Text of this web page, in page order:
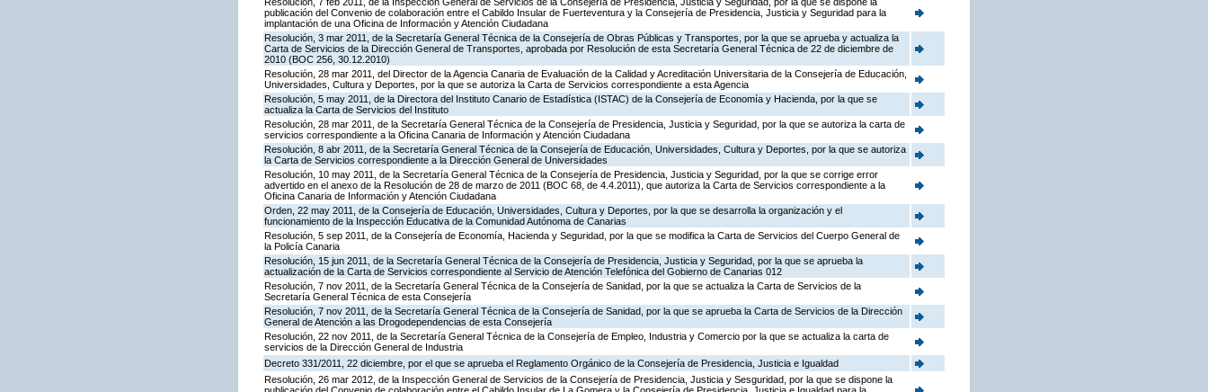
publicación del Convenio de colaboración entre el Cabildo Insular de Fuerteventura y la Consejería de Presidencia, Justicia y Seguridad para la
implantación de una Oficina de Información y Atención Ciudadana
Resolución, 3 mar 2011, de la Secretaría General Técnica de la Consejería de Obras Públicas y Transportes, por la que se aprueba y actualiza la
Carta de Servicios de la Dirección General de Transportes, aprobada por Resolución de esta Secretaría General Técnica de 22 de diciembre de
2010 (BOC 256, 30.12.2010)
Resolución, 28 mar 2011, del Director de la Agencia Canaria de Evaluación de la Calidad y Acreditación Universitaria de la Consejería de Educación,
Universidades, Cultura y Deportes, por la que se autoriza la Carta de Servicios correspondiente a esta Agencia
Resolución, 5 may 2011, de la Directora del Instituto Canario de Estadística (ISTAC) de la Consejería de Economía y Hacienda, por la que se
actualiza la Carta de Servicios del Instituto
Resolución, 28 mar 2011, de la Secretaría General Técnica de la Consejería de Presidencia, Justicia y Seguridad, por la que se autoriza la carta de
servicios correspondiente a la Oficina Canaria de Información y Atención Ciudadana
Resolución, 8 abr 2011, de la Secretaría General Técnica de la Consejería de Educación, Universidades, Cultura y Deportes, por la que se autoriza
la Carta de Servicios correspondiente a la Dirección General de Universidades
Resolución, 10 may 2011, de la Secretaría General Técnica de la Consejería de Presidencia, Justicia y Seguridad, por la que se corrige error
advertido en el anexo de la Resolución de 28 de marzo de 2011 (BOC 68, de 4.4.2011), que autoriza la Carta de Servicios correspondiente a la
Oficina Canaria de Información y Atención Ciudadana
Orden, 22 may 2011, de la Consejería de Educación, Universidades, Cultura y Deportes, por la que se desarrolla la organización y el
funcionamiento de la Inspección Educativa de la Comunidad Autónoma de Canarias
Resolución, 5 sep 2011, de la Consejería de Economía, Hacienda y Seguridad, por la que se modifica la Carta de Servicios del Cuerpo General de
la Policía Canaria
Resolución, 15 jun 2011, de la Secretaría General Técnica de la Consejería de Presidencia, Justicia y Seguridad, por la que se aprueba la
actualización de la Carta de Servicios correspondiente al Servicio de Atención Telefónica del Gobierno de Canarias 012
Resolución, 7 nov 2011, de la Secretaría General Técnica de la Consejería de Sanidad, por la que se actualiza la Carta de Servicios de la
Secretaría General Técnica de esta Consejería
Resolución, 7 nov 2011, de la Secretaría General Técnica de la Consejería de Sanidad, por la que se aprueba la Carta de Servicios de la Dirección
General de Atención a las Drogodependencias de esta Consejería
Resolución, 22 nov 2011, de la Secretaría General Técnica de la Consejería de Empleo, Industria y Comercio por la que se actualiza la carta de
servicios de la Dirección General de Industria
Decreto 331/2011, 22 diciembre, por el que se aprueba el Reglamento Orgánico de la Consejería de Presidencia, Justicia e Igualdad
Resolución, 26 mar 2012, de la Inspección General de Servicios de la Consejería de Presidencia, Justicia y Sesguridad, por la que se dispone la